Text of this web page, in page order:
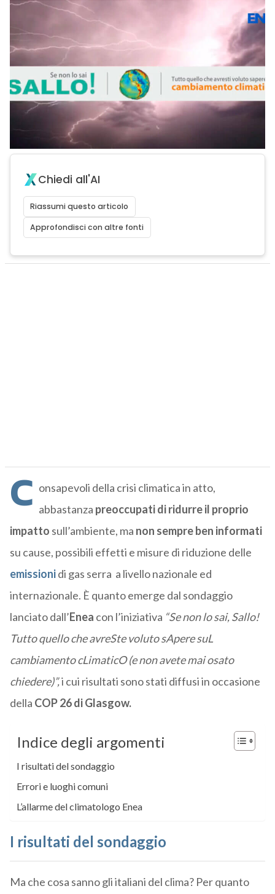
Chiedi all'AI
Riassumi questo articolo
Approfondisci con altre fonti
C onsapevoli della crisi climatica in atto,
abbastanza preoccupati di ridurre il proprio
impatto sull’ambiente, ma non sempre ben informati
su cause, possibili effetti e misure di riduzione delle
emissionidi gas serra a livello nazionale ed
internazionale. È quanto emerge dal sondaggio
lanciato dall’Enea con l’iniziativa “Se non lo sai, Sallo!
Tutto quello che avreSte voluto sApere suL
cambiamento cLimaticO (e non avete mai osato
chiedere)”,i cui risultati sono stati diffusi in occasione
della COP 26 di Glasgow.
Indice degli argomenti
I risultati del sondaggio
Errori e luoghi comuni
L’allarme del climatologo Enea
I risultati del sondaggio
Ma che cosa sanno gli italiani del clima? Per quanto